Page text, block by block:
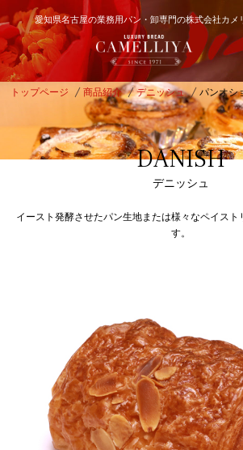
愛知県名古屋の業務用パン・卸専門の株式会社カメ
トップページ 商品紹介 デニッシュ パンオシ
DANISH
デニッシュ
イースト発酵させたパン生地または様々なペイス
す。